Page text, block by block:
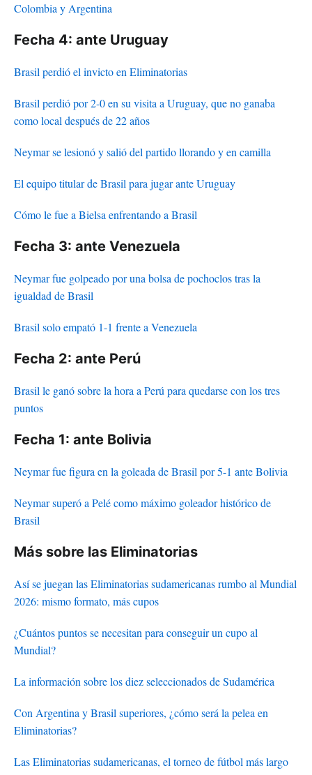
Colombia y Argentina
Fecha 4: ante Uruguay
Brasil perdió el invicto en Eliminatorias
Brasil perdió por 2-0 en su visita a Uruguay, que no ganaba
como local después de 22 años
Neymar se lesionó y salió del partido llorando y en camilla
El equipo titular de Brasil para jugar ante Uruguay
Cómo le fue a Bielsa enfrentando a Brasil
Fecha 3: ante Venezuela
Neymar fue golpeado por una bolsa de pochoclos tras la
igualdad de Brasil
Brasil solo empató 1-1 frente a Venezuela
Fecha 2: ante Perú
Brasil le ganó sobre la hora a Perú para quedarse con los tres
puntos
Fecha 1: ante Bolivia
Neymar fue figura en la goleada de Brasil por 5-1 ante Bolivia
Neymar superó a Pelé como máximo goleador histórico de
Brasil
Más sobre las Eliminatorias
Así se juegan las Eliminatorias sudamericanas rumbo al Mundial
2026: mismo formato, más cupos
¿Cuántos puntos se necesitan para conseguir un cupo al
Mundial?
La información sobre los diez seleccionados de Sudamérica
Con Argentina y Brasil superiores, ¿cómo será la pelea en
Eliminatorias?
Las Eliminatorias sudamericanas, el torneo de fútbol más largo